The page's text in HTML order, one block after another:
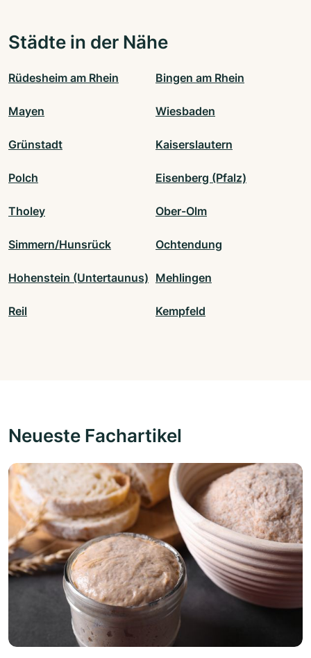
Städte in der Nähe
Rüdesheim am Rhein Bingen am Rhein
Mayen Wiesbaden
Grünstadt Kaiserslautern
Polch Eisenberg (Pfalz)
Tholey Ober-Olm
Simmern/Hunsrück Ochtendung
Hohenstein (Untertaunus) Mehlingen
Reil Kempfeld
Neueste Fachartikel